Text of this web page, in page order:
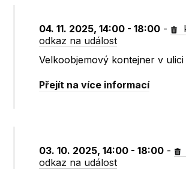
04. 11. 2025, 14:00 - 18:00 -
odkaz na událost
Velkoobjemový kontejner v
Přejít na více informací
03. 10. 2025, 14:00 - 18:00 -
odkaz na událost